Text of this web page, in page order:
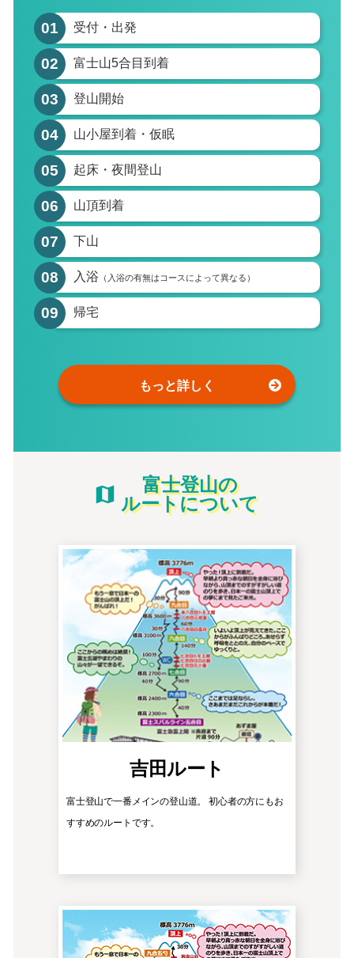
01 受付・出発
02 富士山5合目到着
03 登山開始
04 山小屋到着・仮眠
05 起床・夜間登山
06 山頂到着
07 下山
08 入浴 （入浴の有無はコースによって異なる）
09 帰宅
もっと詳しく
富士登山の
ルートについて
吉田ルート
富士登山で一番メインの登山道。 初心者の方にもお
すすめのルートです。